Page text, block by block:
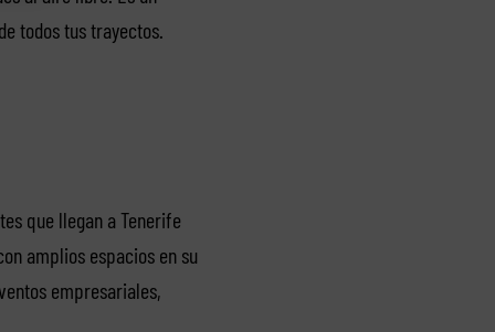
todos tus trayectos.
que llegan a Tenerife
amplios espacios en su
empresariales,